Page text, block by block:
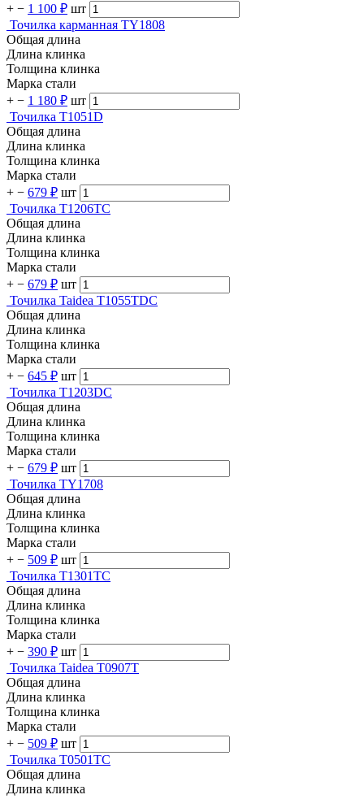
+ − 1 100 ₽ шт
Точилка карманная TY1808
Общая длина
Длина клинка
Толщина клинка
Марка стали
+ − 1 180 ₽ шт
Точилка T1051D
Общая длина
Длина клинка
Толщина клинка
Марка стали
+ − 679 ₽ шт
Точилка T1206TC
Общая длина
Длина клинка
Толщина клинка
Марка стали
+ − 679 ₽ шт
Точилка Taidea T1055TDC
Общая длина
Длина клинка
Толщина клинка
Марка стали
+ − 645 ₽ шт
Точилка T1203DC
Общая длина
Длина клинка
Толщина клинка
Марка стали
+ − 679 ₽ шт
Точилка TY1708
Общая длина
Длина клинка
Толщина клинка
Марка стали
+ − 509 ₽ шт
Точилка T1301TC
Общая длина
Длина клинка
Толщина клинка
Марка стали
+ − 390 ₽ шт
Точилка Taidea T0907T
Общая длина
Длина клинка
Толщина клинка
Марка стали
+ − 509 ₽ шт
Точилка T0501TC
Общая длина
Длина клинка